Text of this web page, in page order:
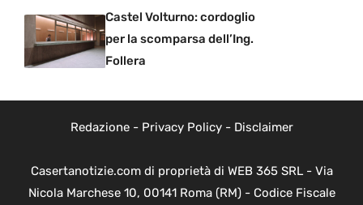
Castel Volturno: cordoglio
per la scomparsa dell’Ing.
Follera
Redazione- Privacy Policy- Disclaimer
Casertanotizie.com di proprietà di WEB 365 SRL - Via
Nicola Marchese 10, 00141 Roma (RM) - Codice Fiscale